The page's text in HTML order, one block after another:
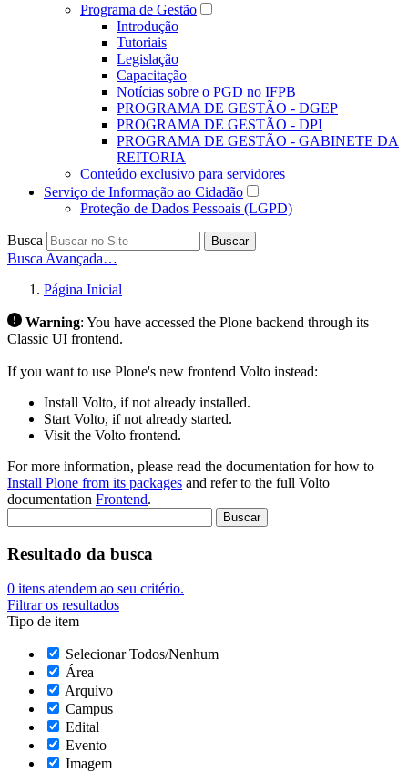
Programa de Gestão
Introdução
Tutoriais
Legislação
Capacitação
Notícias sobre o PGD no IFPB
PROGRAMA DE GESTÃO - DGEP
PROGRAMA DE GESTÃO - DPI
PROGRAMA DE GESTÃO - GABINETE DA
REITORIA
Conteúdo exclusivo para servidores
Serviço de Informação ao Cidadão
Proteção de Dados Pessoais (LGPD)
Busca Buscar
Busca Avançada…
Página Inicial
Warning: You have accessed the Plone backend through its
Classic UI frontend.
If you want to use Plone's new frontend Volto instead:
Install Volto, if not already installed.
Start Volto, if not already started.
Visit the Volto frontend.
For more information, please read the documentation for how to
Install Plone from its packages and refer to the full Volto
documentation Frontend.
Resultado da busca
0 itens atendem ao seu critério.
Filtrar os resultados
Tipo de item
Selecionar Todos/Nenhum
Área
Arquivo
Campus
Edital
Evento
Imagem